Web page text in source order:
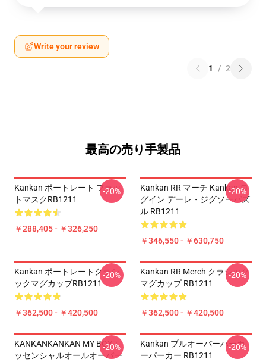
Write your review
1 / 2
最高の売り手製品
Kankan ポートレート フラッ
トマスクRB1211
￥288,405 - ￥326,250
-20%
Kankan RR マーチ Kankan ロ
グイン デーレ・ジグソーパズ
ル RB1211
￥346,550 - ￥630,750
-20%
Kankan ポートレートクラシ
ックマグカップRB1211
￥362,500 - ￥420,500
-20%
Kankan RR Merch クラシック
マグカップ RB1211
￥362,500 - ￥420,500
-20%
KANKANKANKAN MY BOYエ
ッセンシャルオールオーバー
-20%
Kankan プルオーバーパーカ
ーパーカー RB1211
-20%